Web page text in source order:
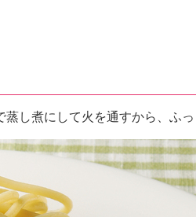
し煮にして火を通すから、ふっ